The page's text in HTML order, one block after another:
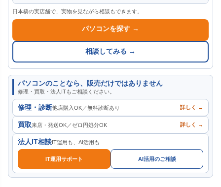
日本橋の実店舗で、実物を見ながら相談もできます。
パソコンを探す →
相談してみる →
パソコンのことなら、販売だけではありません
修理・買取・法人ITもご相談ください。
修理・診断他店購入OK／無料診断あり 詳しく →
買取来店・発送OK／ゼロ円処分OK 詳しく →
法人IT相談IT運用も、AI活用も
IT運用サポート AI活用のご相談